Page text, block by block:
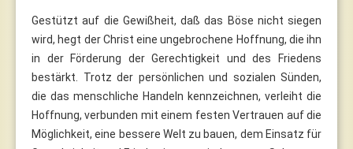
Gestützt auf die Gewißheit, daß das Böse nicht siegen
wird, hegt der Christ eine ungebrochene Hoffnung, die ihn
in der Förderung der Gerechtigkeit und des Friedens
bestärkt. Trotz der persönlichen und sozialen Sünden,
die das menschliche Handeln kennzeichnen, verleiht die
Hoffnung, verbunden mit einem festen Vertrauen auf die
Möglichkeit, eine bessere Welt zu bauen, dem Einsatz für